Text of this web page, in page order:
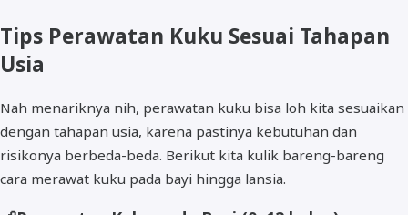
Tips Perawatan Kuku Sesuai Tahapan
Usia
Nah menariknya nih, perawatan kuku bisa loh kita sesuaikan
dengan tahapan usia, karena pastinya kebutuhan dan
risikonya berbeda-beda. Berikut kita kulik bareng-bareng
cara merawat kuku pada bayi hingga lansia.